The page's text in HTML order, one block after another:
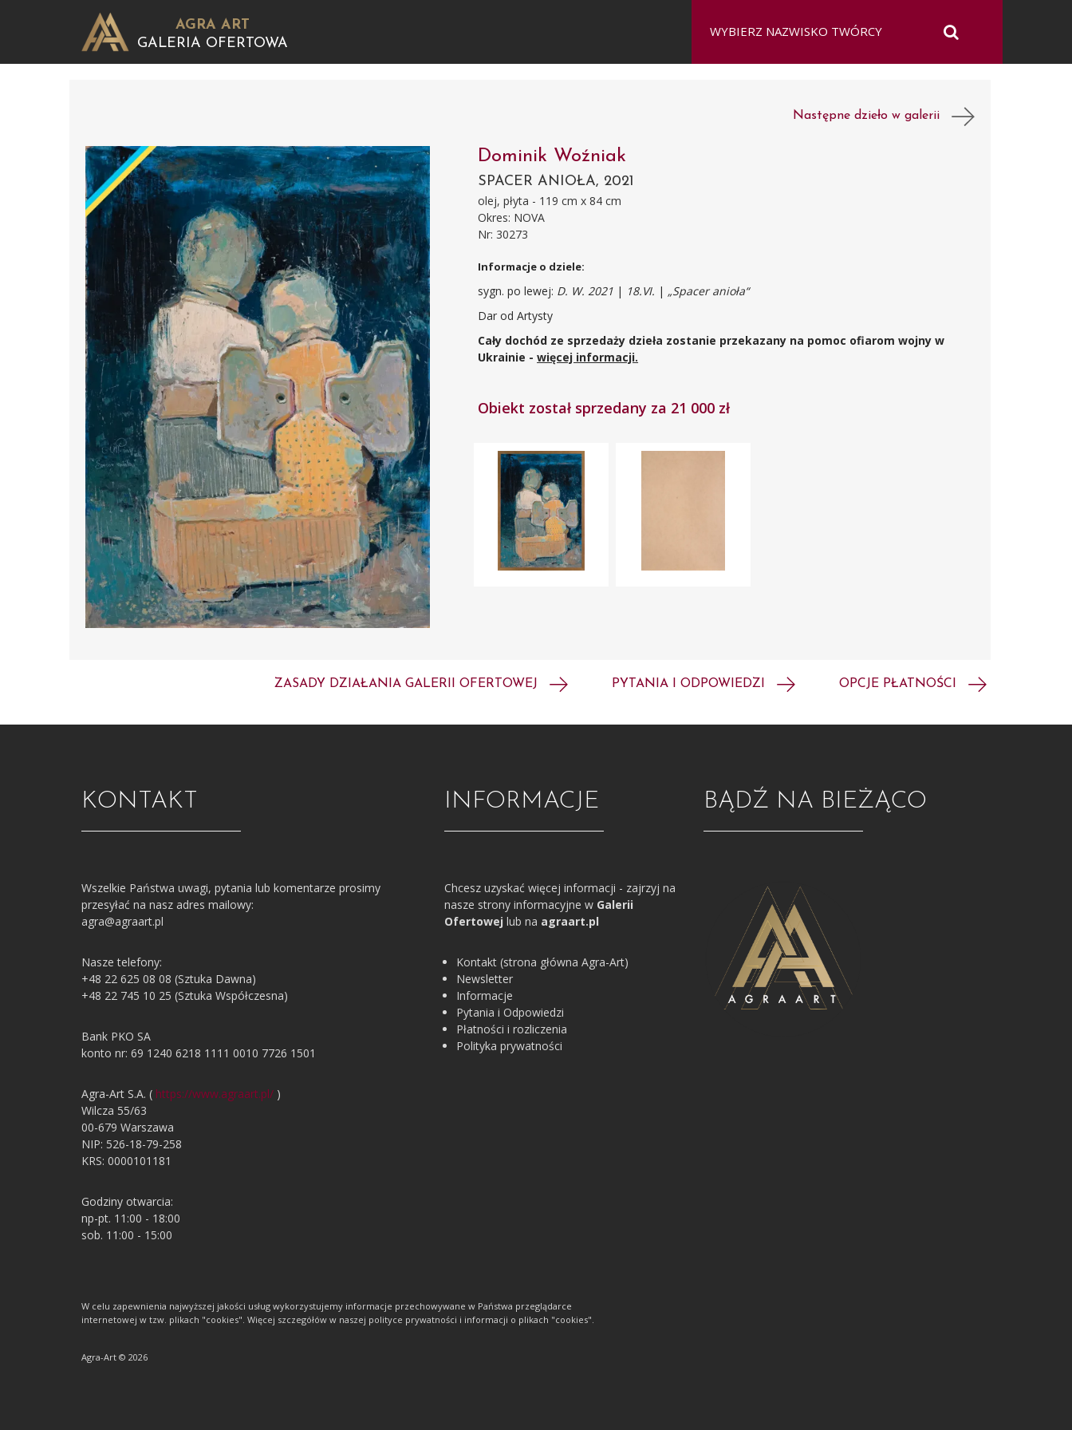
AGRA ART
GALERIA OFERTOWA
Następne dzieło w galerii
Dominik Woźniak
SPACER ANIOŁA, 2021
olej, płyta - 119 cm x 84 cm
Okres: NOVA
Nr: 30273
Informacje o dziele:
sygn. po lewej: D. W. 2021 | 18.VI. | „Spacer anioła“
Dar od Artysty
Cały dochód ze sprzedaży dzieła zostanie przekazany na pomoc ofiarom wojny w
Ukrainie -więcej informacji.
Obiekt został sprzedany za 21 000 zł
ZASADY DZIAŁANIA GALERII OFERTOWEJ PYTANIA I ODPOWIEDZI OPCJE PŁATNOŚCI
BĄDŹ NA BIEŻĄCO
INFORMACJE
Chcesz uzyskać więcej informacji - zajrzyj na
nasze strony informacyjne w Galerii
Ofertowej lub na agraart.pl
Kontakt (strona główna Agra-Art)
Newsletter
Informacje
Pytania i Odpowiedzi
Płatności i rozliczenia
Polityka prywatności
KONTAKT
Wszelkie Państwa uwagi, pytania lub komentarze prosimy
przesyłać na nasz adres mailowy:
agra@agraart.pl
Nasze telefony:
+48 22 625 08 08 (Sztuka Dawna)
+48 22 745 10 25 (Sztuka Współczesna)
Bank PKO SA
konto nr: 69 1240 6218 1111 0010 7726 1501
Agra-Art S.A. ( https://www.agraart.pl/ )
Wilcza 55/63
00-679 Warszawa
NIP: 526-18-79-258
KRS: 0000101181
Godziny otwarcia:
np-pt. 11:00 - 18:00
sob. 11:00 - 15:00
W celu zapewnienia najwyższej jakości usług wykorzystujemy informacje przechowywane w Państwa przeglądarce
internetowej w tzw. plikach "cookies". Więcej szczegółów w naszej polityce prywatności i informacji o plikach "cookies".
Agra-Art © 2026